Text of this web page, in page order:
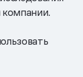
компании.